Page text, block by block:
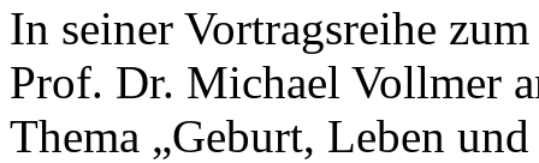
In seiner Vortragsreihe
Prof. Dr. Michael Vollmer
Thema „Geburt, Leben